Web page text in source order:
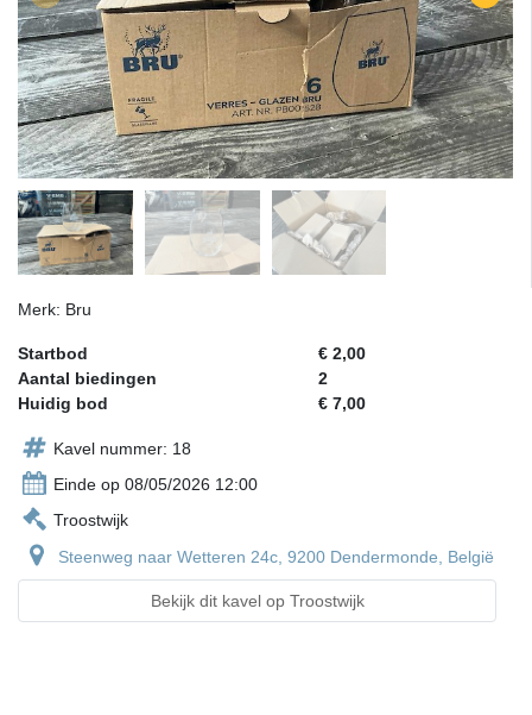
Merk: Bru
Startbod
€ 2,00
Aantal biedingen
2
Huidig bod
€ 7,00
Kavel nummer: 18
Einde op 08/05/2026 12:00
Troostwijk
Steenweg naar Wetteren 24c, 9200 Dendermonde, België
Bekijk dit kavel op Troostwijk